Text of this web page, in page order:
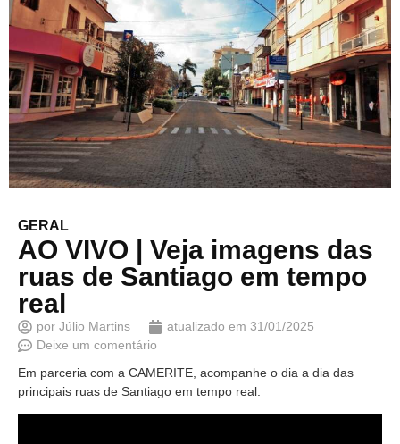
GERAL
AO VIVO | Veja imagens das
ruas de Santiago em tempo
real
por Júlio Martins atualizado em 31/01/2025
Deixe um comentário
Em parceria com a CAMERITE, acompanhe o dia a dia das
principais ruas de Santiago em tempo real.